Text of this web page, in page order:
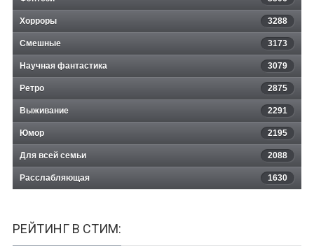
Хорроры 3288
Смешные 3173
Научная фантастика 3079
Ретро 2875
Выживание 2291
Юмор 2195
Для всей семьи 2088
Расслабляющая 1630
РЕЙТИНГ В СТИМ: